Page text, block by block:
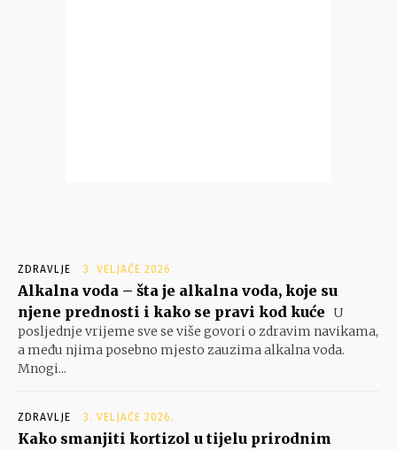
ZDRAVLJE 3. VELJAČE 2026.
Alkalna voda – šta je alkalna voda, koje su
njene prednosti i kako se pravi kod kuće U
posljednje vrijeme sve se više govori o zdravim navikama,
a među njima posebno mjesto zauzima alkalna voda.
Mnogi...
ZDRAVLJE 3. VELJAČE 2026.
Kako smanjiti kortizol u tijelu prirodnim